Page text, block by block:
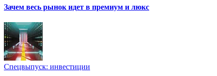
Зачем весь рынок идет в премиум и люкс
Спецвыпуск: инвестиции